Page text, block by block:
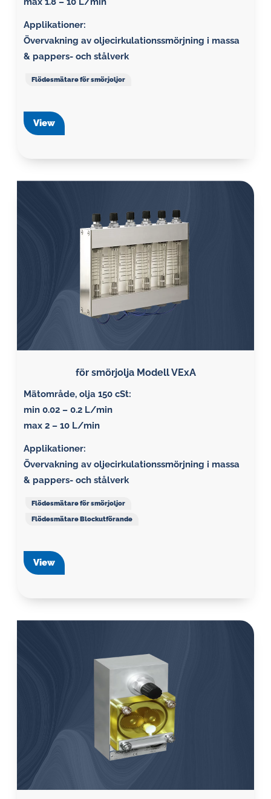
Applikationer:
Övervakning av oljecirkulationssmörjning i massa
& pappers- och stålverk
Flödesmätare för smörjoljor
View
för smörjolja Modell VExA
Mätområde, olja 150 cSt:
min 0.02 – 0.2 L/min
max 2 – 10 L/min
Applikationer:
Övervakning av oljecirkulationssmörjning i massa
& pappers- och stålverk
Flödesmätare för smörjoljor
Flödesmätare Blockutförande
View